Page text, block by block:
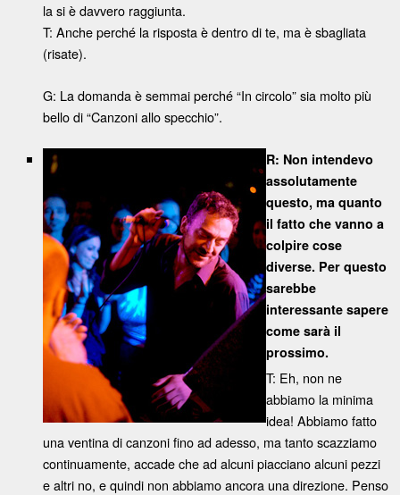
la si è davvero raggiunta.
T: Anche perché la risposta è dentro di te, ma è sbagliata
(risate).
G: La domanda è semmai perché “In circolo” sia molto più
bello di “Canzoni allo specchio”.
R: Non intendevo
assolutamente
questo, ma quanto
il fatto che vanno a
colpire cose
diverse. Per questo
sarebbe
interessante sapere
come sarà il
prossimo.
T: Eh, non ne
abbiamo la minima
idea! Abbiamo fatto
una ventina di canzoni fino ad adesso, ma tanto scazziamo
continuamente, accade che ad alcuni piacciano alcuni pezzi
e altri no, e quindi non abbiamo ancora una direzione. Penso